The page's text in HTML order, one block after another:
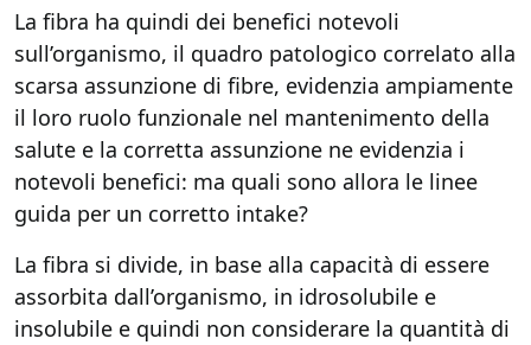
La fibra ha quindi dei benefici notevoli
sull’organismo, il quadro patologico correlato alla
scarsa assunzione di fibre, evidenzia ampiamente
il loro ruolo funzionale nel mantenimento della
salute e la corretta assunzione ne evidenzia i
notevoli benefici: ma quali sono allora le linee
guida per un corretto intake?
La fibra si divide, in base alla capacità di essere
assorbita dall’organismo, in idrosolubile e
insolubile e quindi non considerare la quantità di